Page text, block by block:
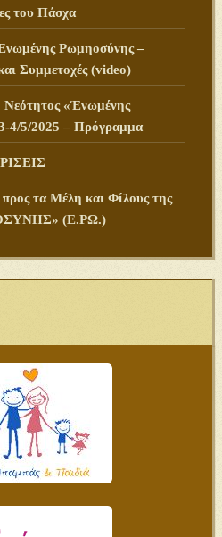
του Πάσχα
Ρωμηοσύνης –
Συμμετοχές (video)
Νεότητος «Ἑνωμένης
4/5/2025 – Πρόγραμμα
τα Μέλη και Φίλους της
(Ε.ΡΩ.)